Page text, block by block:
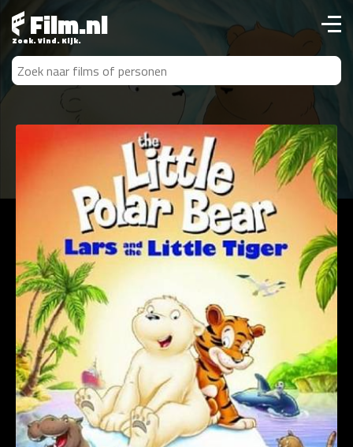
Film.nl
Zoek. Vind. Kijk.